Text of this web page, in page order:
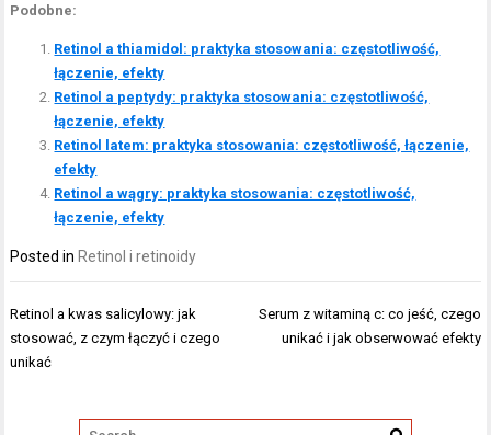
Podobne:
Retinol a thiamidol: praktyka stosowania: częstotliwość,
łączenie, efekty
Retinol a peptydy: praktyka stosowania: częstotliwość,
łączenie, efekty
Retinol latem: praktyka stosowania: częstotliwość, łączenie,
efekty
Retinol a wągry: praktyka stosowania: częstotliwość,
łączenie, efekty
Posted in Retinol i retinoidy
Nawigacja
wpisu
Retinol a kwas salicylowy: jak
stosować, z czym łączyć i czego
unikać
Serum z witaminą c: co jeść, czego
unikać i jak obserwować efekty